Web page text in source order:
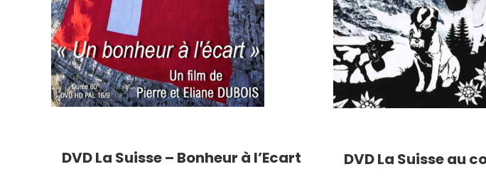
DVD La Suisse – Bonheur à l’Ecart DVD La Suisse au